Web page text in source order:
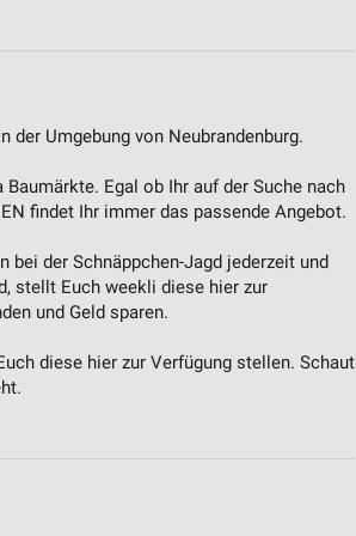
der Umgebung von Neubrandenburg.
Egal ob Ihr auf der Suche nach
findet Ihr immer das passende Angebot.
bei der Schnäppchen-Jagd jederzeit und
stellt Euch weekli diese hier zur
und Geld sparen.
diese hier zur Verfügung stellen. Schaut